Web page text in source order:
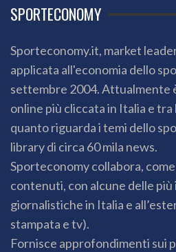
SPORTECONOMY
Sporteconomy.it, market
applicata all'economia dello
settembre 2004. Attualmente
online più cliccata in Italia e
quanto riguarda i temi dello
library di circa 60 mila news.
Sporteconomy collabora,
contenuti, con alcune delle
giornalistiche in Italia e
stampata e tv).
Fornisce approfondimenti sui